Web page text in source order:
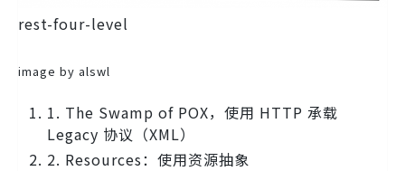
rest-four-level
image by alswl
1. The Swamp of POX，使用 HTTP 承载
Legacy 协议（XML）
2. Resources：使用资源抽象